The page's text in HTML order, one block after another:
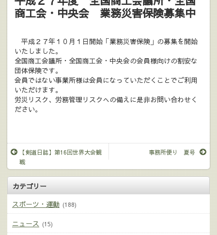
商工会・中央会 業務災害保険募集中
平成２７年１０月１日開始「業務災害保険」の募集を開始
いたしました。
全国商工会議所・全国商工会・中央会の会員様向けの割安な
団体保険です。
会員ではない事業所様は会員になっていただくことでご利用
いただけます。
労災リスク、労務管理リスクへの備えに是非お問い合わせく
ださい。
【剣道日誌】第16回世界大会観
戦
事務所便り 夏号
カテゴリー
スポーツ・運動 (188)
ニュース (15)